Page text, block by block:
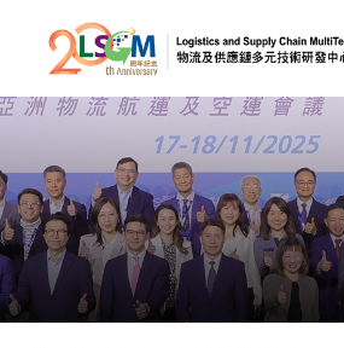
跳到內容（按回車鍵
會
A A